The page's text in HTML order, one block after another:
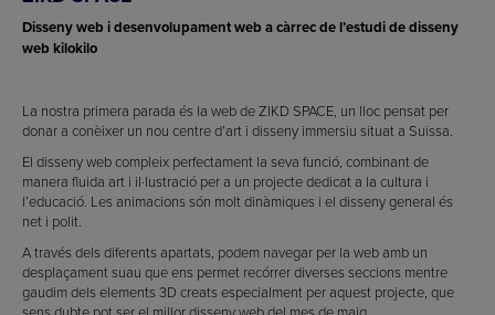
Disseny web i desenvolupament web a càrrec de l’estudi de disseny
web kilokilo
La nostra primera parada és la web de ZIKD SPACE, un lloc pensat per
donar a conèixer un nou centre d’art i disseny immersiu situat a Suïssa.
El disseny web compleix perfectament la seva funció, combinant de
manera fluida art i il·lustració per a un projecte dedicat a la cultura i
l’educació. Les animacions són molt dinàmiques i el disseny general és
net i polit.
A través dels diferents apartats, podem navegar per la web amb un
desplaçament suau que ens permet recórrer diverses seccions mentre
gaudim dels elements 3D creats especialment per aquest projecte, que